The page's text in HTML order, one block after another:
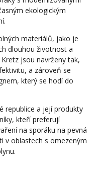
ekologickým
materiálů, jako je
dlouhou životnost a
jsou navrženy tak,
a zároveň se
který se hodí do
republice a její produkty
kteří preferují
na sporáku na pevná
v oblastech s omezeným